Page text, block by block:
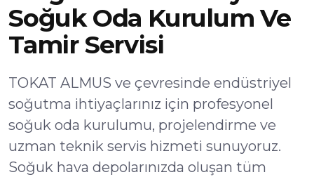
Soğuk Oda Kurulum Ve
Tamir Servisi
TOKAT ALMUS ve çevresinde endüstriyel
soğutma ihtiyaçlarınız için profesyonel
soğuk oda kurulumu, projelendirme ve
uzman teknik servis hizmeti sunuyoruz.
Soğuk hava depolarınızda oluşan tüm